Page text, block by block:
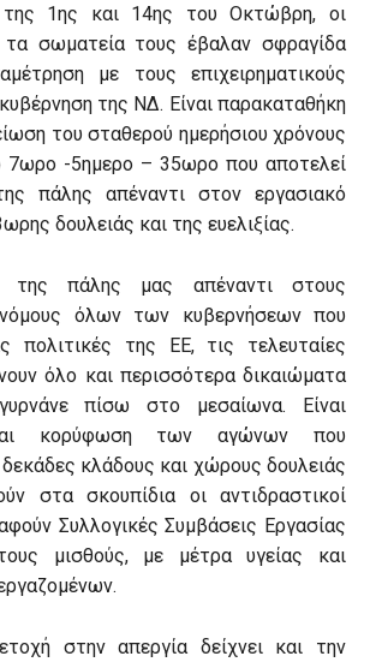
της 1ης και 14ης του Οκτώβρη, οι
τα σωματεία τους έβαλαν σφραγίδα
με τους επιχειρηματικούς
της ΝΔ. Είναι παρακαταθήκη
του σταθερού ημερήσιου χρόνους
7ωρο -5ημερο – 35ωρο που αποτελεί
πάλης απέναντι στον εργασιακό
δουλειάς και της ευελιξίας.
της πάλης μας απέναντι στους
νόμους όλων των κυβερνήσεων που
πολιτικές της ΕΕ, τις τελευταίες
όλο και περισσότερα δικαιώματα
πίσω στο μεσαίωνα. Είναι
κορύφωση των αγώνων που
δεκάδες κλάδους και χώρους δουλειάς
στα σκουπίδια οι αντιδραστικοί
Συλλογικές Συμβάσεις Εργασίας
μισθούς, με μέτρα υγείας και
στην απεργία δείχνει και την